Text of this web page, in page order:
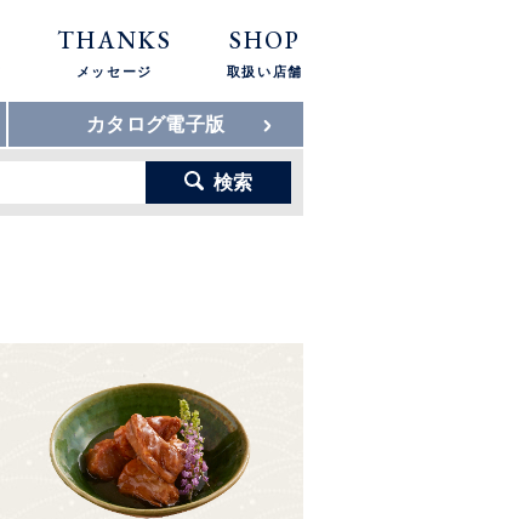
THANKS
メッセージ
SHOP
取扱い店舗
カタログ電子版
検索